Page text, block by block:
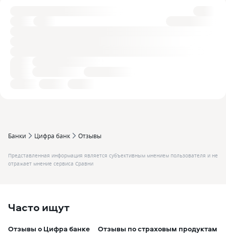
Банки Цифра банк Отзывы
Представленная информация является субъективным мнением пользователя и не
отражает мнение сервиса Сравни
Часто ищут
Отзывы о Цифра банке Отзывы по страховым продуктам